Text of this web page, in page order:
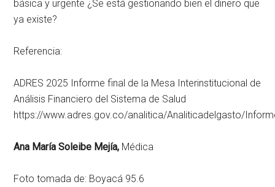
básica y urgente ¿Se está gestionando bien el dinero que
ya existe?
Referencia:
ADRES 2025 Informe final de la Mesa Interinstitucional de
Análisis Financiero del Sistema de Salud
https://www.adres.gov.co/analitica/Analiticadelgasto/
Ana María Soleibe Mejía, Médica
Foto tomada de: Boyacá 95.6